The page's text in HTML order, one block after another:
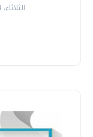
الثلاثاء، 04 اغسطس 2026 04:04 م